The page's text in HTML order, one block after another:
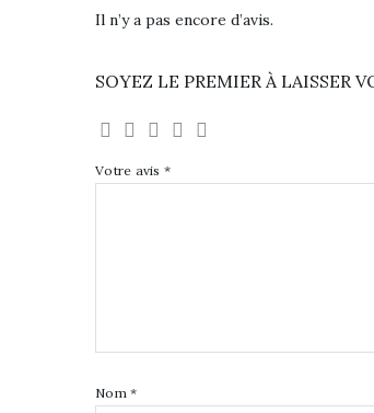
Il n’y a pas encore d’avis.
SOYEZ LE PREMIER À LAISSER
Votre avis *
Nom *